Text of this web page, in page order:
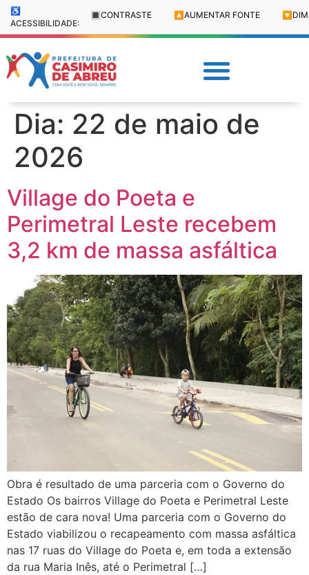
♿
ACESSIBILIDADE:
🔳 CONTRASTE 🔼 AUMENTAR FONTE 🔽
Dia: 22 de maio de
2026
Village do Poeta e
Perimetral Leste recebem
3,2 km de massa asfáltica
Obra é resultado de uma parceria com o Governo do
Estado Os bairros Village do Poeta e Perimetral Leste
estão de cara nova! Uma parceria com o Governo do
Estado viabilizou o recapeamento com massa asfáltica
nas 17 ruas do Village do Poeta e, em toda a extensão
da rua Maria Inês, até o Perimetral […]